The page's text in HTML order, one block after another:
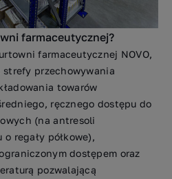
farmaceutycznej?
farmaceutycznej NOVO,
przechowywania
towarów
ręcznego dostępu do
(na antresoli
regały półkowe),
dostępem oraz
pozwalającą